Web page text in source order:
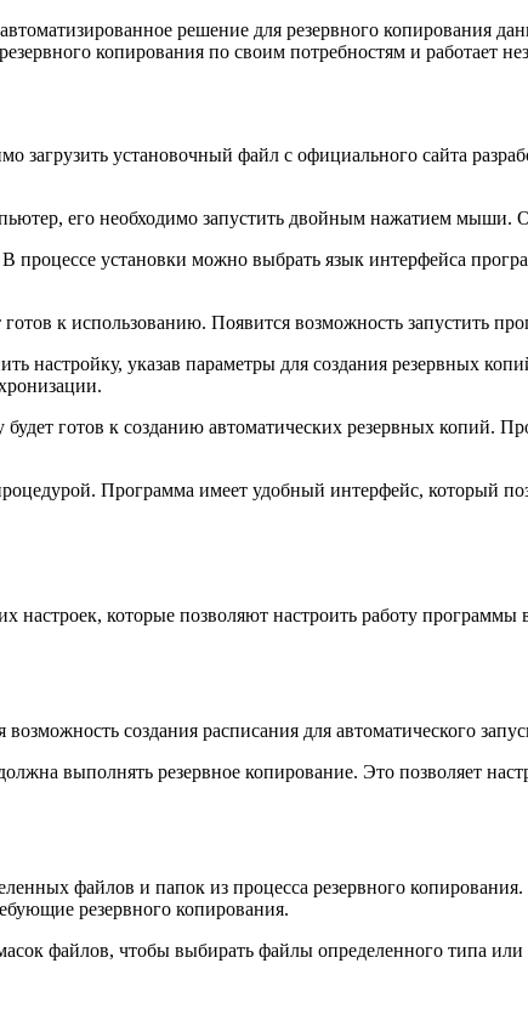
решение для резервного копирования
копирования по своим потребностям и работает
загрузить установочный файл с официального сайта
его необходимо запустить двойным нажатием мыши.
процессе установки можно выбрать язык интерфейса
готов к использованию. Появится возможность запустить
настройку, указав параметры для создания резервных
готов к созданию автоматических резервных копий.
Программа имеет удобный интерфейс, который
настроек, которые позволяют настроить работу
создания расписания для автоматического
выполнять резервное копирование. Это позволяет
файлов и папок из процесса резервного
резервного копирования.
файлов, чтобы выбирать файлы определенного типа